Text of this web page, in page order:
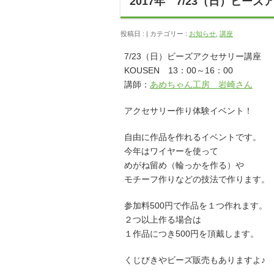
投稿日 : | カテゴリー : お知らせ 講座
7/23（日）ビーズアクセサリー講座
KOUSEN 13：00～16：00
講師： あめちゃん工房 岩崎さん
アクセサリー作り体験イベント！
自由に作品を作れるイベントです。
今年はワイヤーを使って
めがね留め（輪っかを作る）や
モチーフ作りなどの技法で作ります。
参加料500円で作品を１つ作れます。
２つ以上作る場合は
１作品につき500円を頂戴します。
くじびきやビーズ販売もありますよ♪